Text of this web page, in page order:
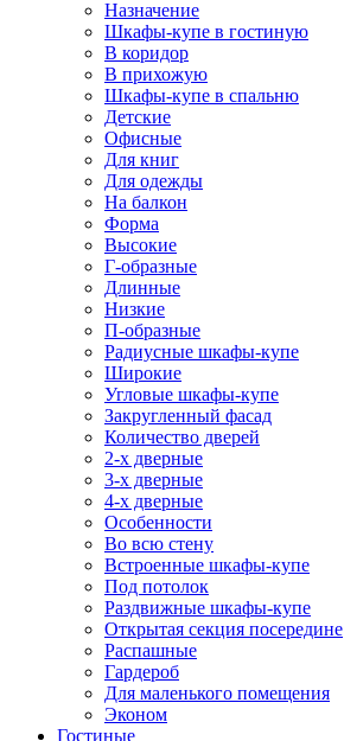
Назначение
Шкафы-купе в гостиную
В коридор
В прихожую
Шкафы-купе в спальню
Детские
Офисные
Для книг
Для одежды
На балкон
Форма
Высокие
Г-образные
Длинные
Низкие
П-образные
Радиусные шкафы-купе
Широкие
Угловые шкафы-купе
Закругленный фасад
Количество дверей
2-х дверные
3-х дверные
4-х дверные
Особенности
Во всю стену
Встроенные шкафы-купе
Под потолок
Раздвижные шкафы-купе
Открытая секция посередине
Распашные
Гардероб
Для маленького помещения
Эконом
Гостиные